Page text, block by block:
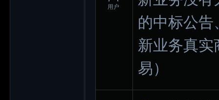
用户
的中标公
新业务真实
易）